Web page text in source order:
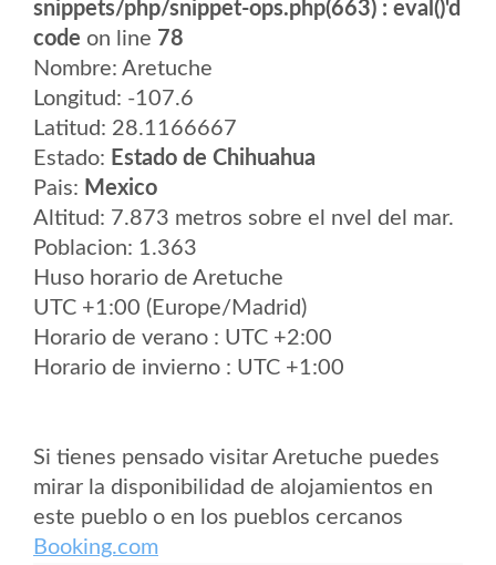
snippets/php/snippet-ops.php(663) : eval()'d
code on line 78
Nombre: Aretuche
Longitud: -107.6
Latitud: 28.1166667
Estado: Estado de Chihuahua
Pais: Mexico
Altitud: 7.873 metros sobre el nvel del mar.
Poblacion: 1.363
Huso horario de Aretuche
UTC +1:00 (Europe/Madrid)
Horario de verano : UTC +2:00
Horario de invierno : UTC +1:00
Si tienes pensado visitar Aretuche puedes
mirar la disponibilidad de alojamientos en
este pueblo o en los pueblos cercanos
Booking.com